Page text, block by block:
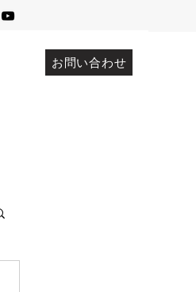
お問い合わせ